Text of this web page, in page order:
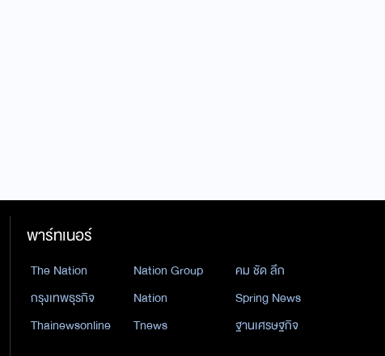
พาร์ทเนอร์
The Nation Nation Group
คม ชัด ลึก
กรุงเทพธุรกิจ
Nation
Spring News
Thainewsonline
Tnews ฐานเศรษฐกิจ